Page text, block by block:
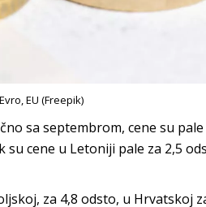
Evro, EU (Freepik)
sa septembrom, cene su
su cene u Letoniji pale za 2,5
za 4,8 odsto, u Hrvatskoj